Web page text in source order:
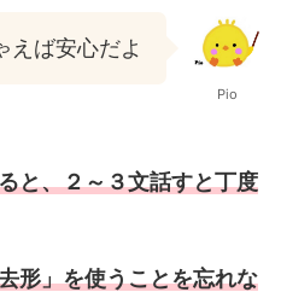
えば安心だよ
Pio
と、２～３文話すと丁度
形」を使うことを忘れな